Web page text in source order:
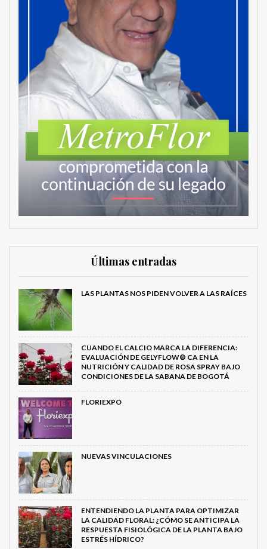
Últimas entradas
LAS PLANTAS NOS PIDEN VOLVER A LAS RAÍCES
CUANDO EL CALCIO MARCA LA DIFERENCIA:
EVALUACIÓN DE GELYFLOW® CA EN LA
NUTRICIÓN Y CALIDAD DE ROSA SPRAY BAJO
CONDICIONES DE LA SABANA DE BOGOTÁ
FLORIEXPO
NUEVAS VINCULACIONES
ENTENDIENDO LA PLANTA PARA OPTIMIZAR
LA CALIDAD FLORAL: ¿CÓMO SE ANTICIPA LA
RESPUESTA FISIOLÓGICA DE LA PLANTA BAJO
ESTRÉS HÍDRICO?